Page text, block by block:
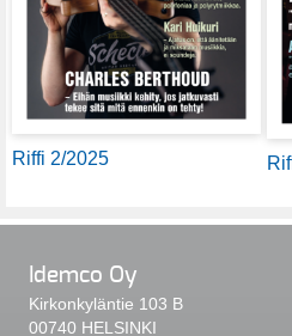
Riffi 2/2025
Idemco Oy
Kirkonkyläntie 103 B
00740 HELSINKI